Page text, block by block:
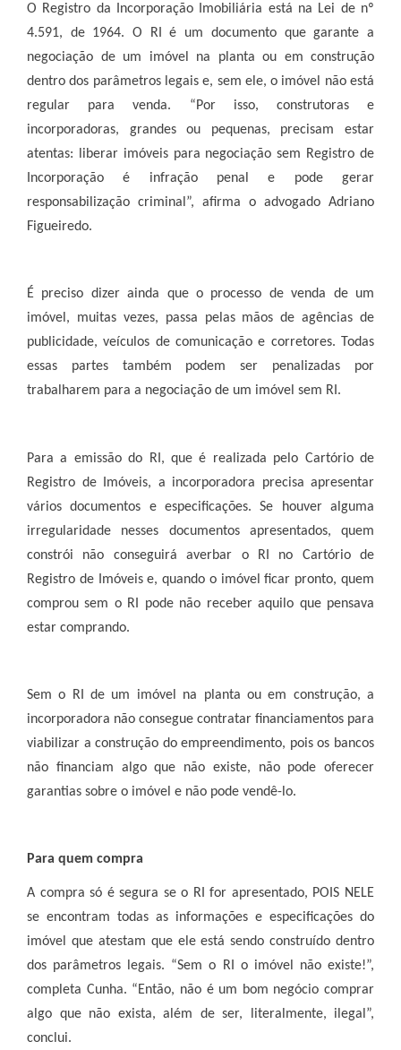
O Registro da Incorporação Imobiliária está na Lei de nº
4.591, de 1964. O RI é um documento que garante a
negociação de um imóvel na planta ou em construção
dentro dos parâmetros legais e, sem ele, o imóvel não está
regular para venda. “Por isso, construtoras e
incorporadoras, grandes ou pequenas, precisam estar
atentas: liberar imóveis para negociação sem Registro de
Incorporação é infração penal e pode gerar
responsabilização criminal”, afirma o advogado Adriano
Figueiredo.
É preciso dizer ainda que o processo de venda de um
imóvel, muitas vezes, passa pelas mãos de agências de
publicidade, veículos de comunicação e corretores. Todas
essas partes também podem ser penalizadas por
trabalharem para a negociação de um imóvel sem RI.
Para a emissão do RI, que é realizada pelo Cartório de
Registro de Imóveis, a incorporadora precisa apresentar
vários documentos e especificações. Se houver alguma
irregularidade nesses documentos apresentados, quem
constrói não conseguirá averbar o RI no Cartório de
Registro de Imóveis e, quando o imóvel ficar pronto, quem
comprou sem o RI pode não receber aquilo que pensava
estar comprando.
Sem o RI de um imóvel na planta ou em construção, a
incorporadora não consegue contratar financiamentos para
viabilizar a construção do empreendimento, pois os bancos
não financiam algo que não existe, não pode oferecer
garantias sobre o imóvel e não pode vendê-lo.
Para quem compra
A compra só é segura se o RI for apresentado, POIS NELE
se encontram todas as informações e especificações do
imóvel que atestam que ele está sendo construído dentro
dos parâmetros legais. “Sem o RI o imóvel não existe!”,
completa Cunha. “Então, não é um bom negócio comprar
algo que não exista, além de ser, literalmente, ilegal”,
conclui.